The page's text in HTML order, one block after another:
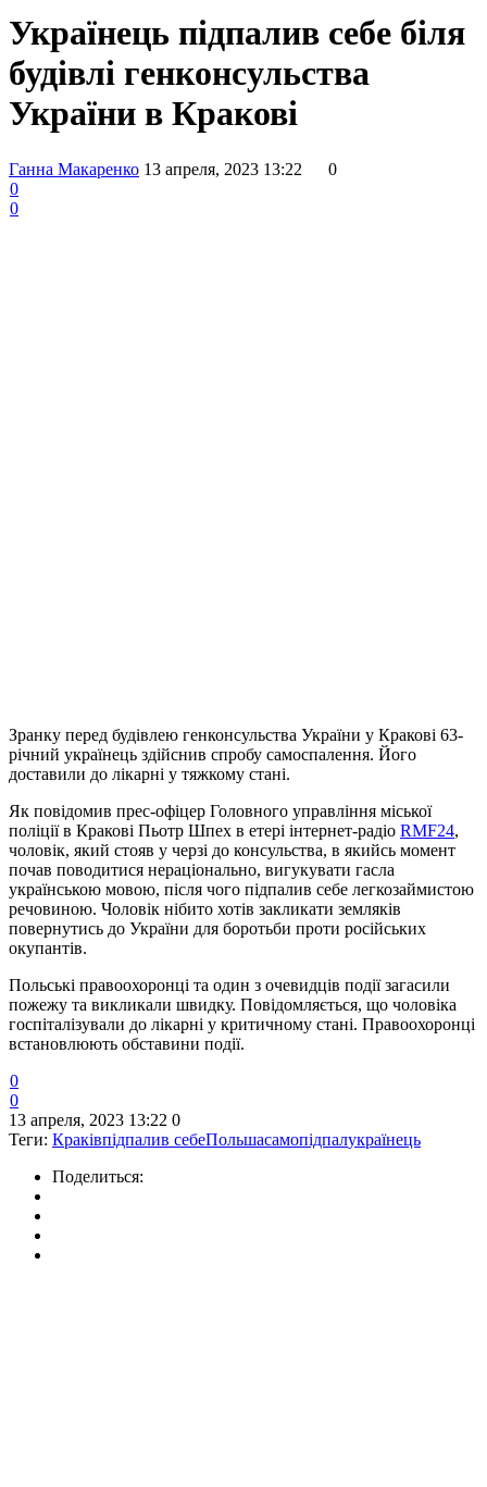
Українець підпалив себе біля
будівлі генконсульства
України в Кракові
Ганна Макаренко 13 апреля, 2023 13:22
0
0
0
Зранку перед будівлею генконсульства України у Кракові 63-
річний українець здійснив спробу самоспалення. Його
доставили до лікарні у тяжкому стані.
Як повідомив прес-офіцер Головного управління міської
поліції в Кракові Пьотр Шпех в етері інтернет-радіо RMF24,
чоловік, який стояв у черзі до консульства, в якийсь момент
почав поводитися нераціонально, вигукувати гасла
українською мовою, після чого підпалив себе легкозаймистою
речовиною. Чоловік нібито хотів закликати земляків
повернутись до України для боротьби проти російських
окупантів.
Польські правоохоронці та один з очевидців події загасили
пожежу та викликали швидку. Повідомляється, що чоловіка
госпіталізували до лікарні у критичному стані. Правоохоронці
встановлюють обставини події.
0
0
13 апреля, 2023 13:22 0
Теги: Краківпідпалив себеПольшасамопідпалукраїнець
Поделиться: